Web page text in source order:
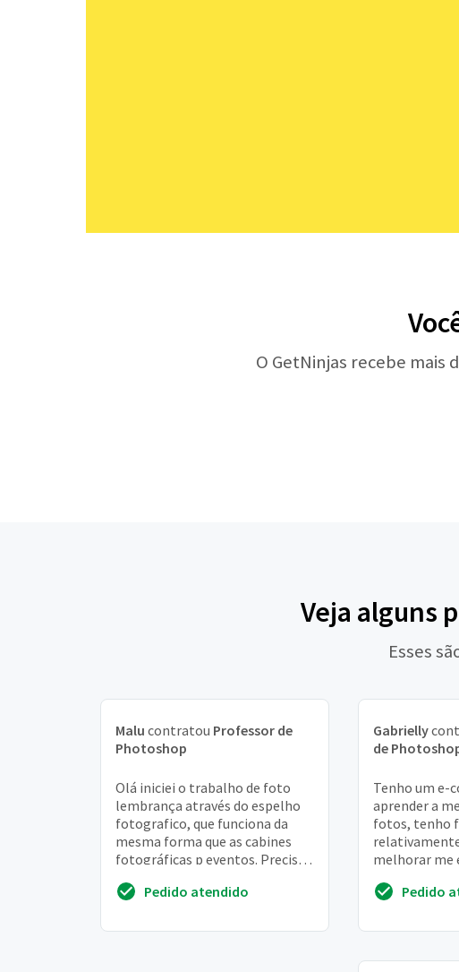
O GetNinjas recebe mais
Veja alguns
Esses
Malu contratou Professor de
Photoshop
Olá iniciei o trabalho de foto
lembrança através do espelho
fotografico, que funciona da
mesma forma que as cabines
fotográficas p eventos. Preciso
photoshop para p...
Pedido atendido
Gabrielly
de
Tenho um e-
aprender a
fotos, tenho
melhorar me
uma maneira
Pedido